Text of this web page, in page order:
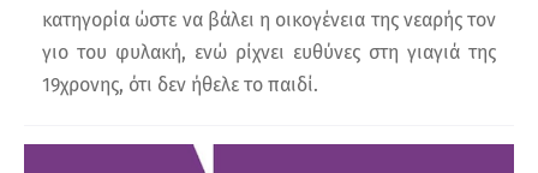
κατηγορία ώστε να βάλει η οικογένεια της νεαρής τον
γιο του φυλακή, ενώ ρίχνει ευθύνες στη γιαγιά της
19χρονης, ότι δεν ήθελε το παιδί.